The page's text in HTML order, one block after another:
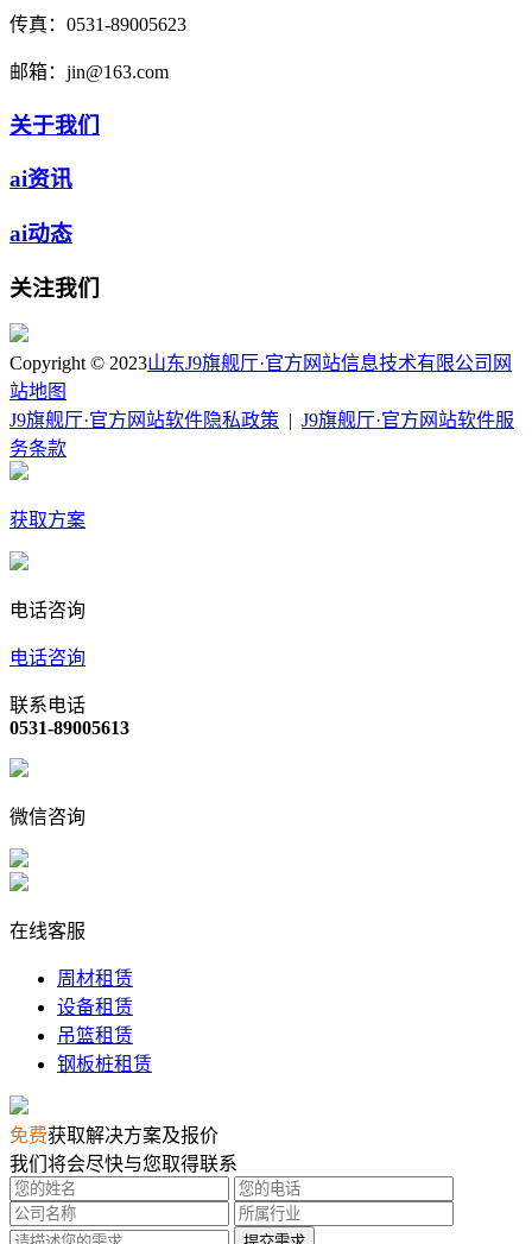
传真： 0531-89005623
邮箱： jin@163.com
关于我们
ai资讯
ai动态
关注我们
Copyright © 2023山东J9旗舰厅·官方网站信息技术有限公司 网
站地图
J9旗舰厅·官方网站软件隐私政策
J9旗舰厅·官方网站软件服
务条款
获取方案
电话咨询
电话咨询
联系电话
0531-89005613
微信咨询
在线客服
周材租赁
设备租赁
吊篮租赁
钢板桩租赁
免费获取解决方案及报价
我们将会尽快与您取得联系